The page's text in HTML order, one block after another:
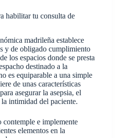
habilitar tu consulta de
madrileña establece
y de obligado cumplimiento
los espacios donde se presta
destinado a la
es equiparable a una simple
de unas características
asegurar la asepsia, el
intimidad del paciente.
contemple e implemente
elementos en la